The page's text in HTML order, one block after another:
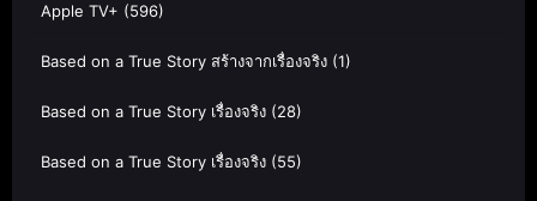
Apple TV+ (596)
Based on a True Story สร้างจากเรื่องจริง (1)
Based on a True Story เรื่องจริง (28)
Based on a True Story เรื่องจริง (55)